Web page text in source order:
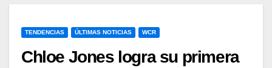
TENDENCIAS ÚLTIMAS NOTICIAS WCR
Chloe Jones logra su primera